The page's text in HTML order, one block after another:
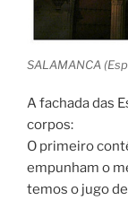
SALAMANCA
A fachada das
corpos:
O primeiro
empunham o
temos o jugo